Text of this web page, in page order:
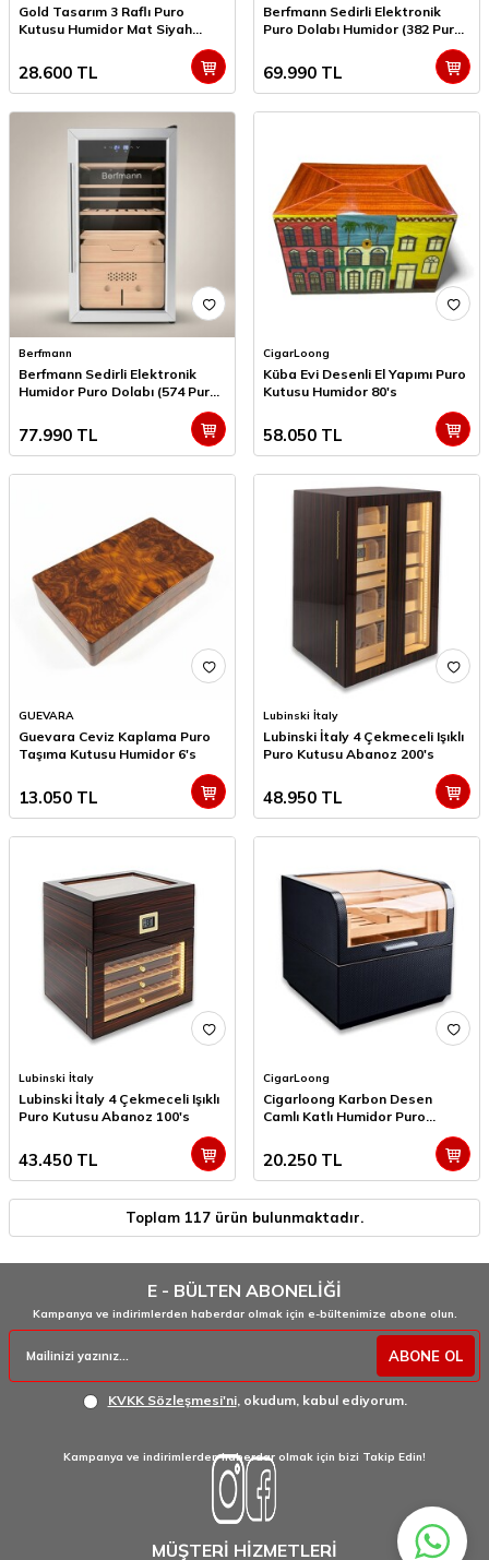
Gold Tasarım 3 Raflı Puro
Kutusu Humidor Mat Siyah
28.600 TL
Berfmann Sedirli Elektronik
Puro Dolabı Humidor (382 Puro
69.990 TL
Berfmann
Berfmann Sedirli Elektronik
Humidor Puro Dolabı (574 Puro
77.990 TL
CigarLoong
Küba Evi Desenli El Yapımı Puro
Kutusu Humidor 80's
58.050 TL
GUEVARA
Guevara Ceviz Kaplama Puro
Taşıma Kutusu Humidor 6's
13.050 TL
Lubinski İtaly
Lubinski İtaly 4 Çekmeceli Işıklı
Puro Kutusu Abanoz 200's
48.950 TL
Lubinski İtaly
Lubinski İtaly 4 Çekmeceli Işıklı
Puro Kutusu Abanoz 100's
43.450 TL
CigarLoong
Cigarloong Karbon Desen
Camlı Katlı Humidor Puro
20.250 TL
Toplam 117 ürün bulunmaktadır.
E - BÜLTEN ABONELİĞİ
Kampanya ve indirimlerden haberdar olmak için e-bültenimize abone olun.
ABONE OL
KVKK Sözleşmesi'ni, okudum, kabul ediyorum.
Kampanya ve indirimlerden haberdar olmak için bizi Takip Edin!
MÜŞTERİ HİZMETLERİ